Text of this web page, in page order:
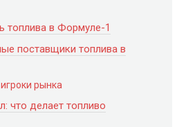
топлива в Формуле-1
поставщики топлива в
рынка
что делает топливо